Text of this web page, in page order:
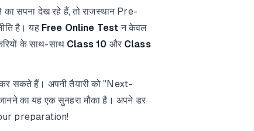
सपना देख रहे हैं, तो राजस्थान Pre-
है। यह Free Online Test न केवल
के साथ-साथ Class 10 और Class
सकते हैं। अपनी तैयारी को "Next-
का यह एक सुनहरा मौका है। अपने डर
preparation!